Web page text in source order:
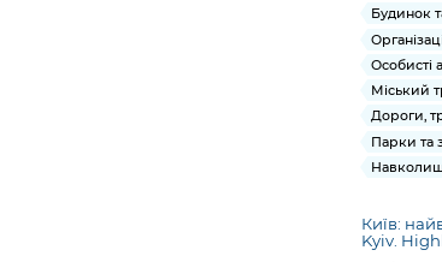
Будинок
Особисті
Міський
Дороги,
Парки та
Київ:
Kyiv.